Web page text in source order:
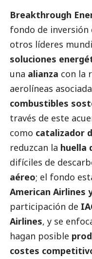
Breakthrough
fondo de inversión
otros líderes
soluciones
una alianza con la
aerolíneas
combustibles
través de este
como catalizador
reduzcan la huella
difíciles de
aéreo; el fondo
American Airlines
participación de
Airlines, y se
hagan posible
costes